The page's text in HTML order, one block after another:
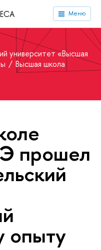
Меню
университет «Высшая
Высшая школа
прошел
опыту